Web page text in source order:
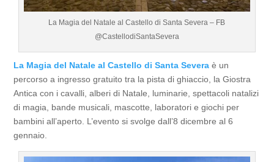
La Magia del Natale al Castello di Santa Severa – FB
@CastellodiSantaSevera
La Magia del Natale al Castello di Santa Severa è un
percorso a ingresso gratuito tra la pista di ghiaccio, la Giostra
Antica con i cavalli, alberi di Natale, luminarie, spettacoli natalizi
di magia, bande musicali, mascotte, laboratori e giochi per
bambini all’aperto. L’evento si svolge dall’8 dicembre al 6
gennaio.